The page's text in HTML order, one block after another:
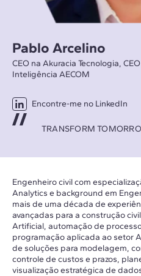
Pablo Arcelino
CEO na Akuracia Tecnologia,
Inteligência AECOM
Encontre-me no LinkedIn
TRANSFORM
Engenheiro civil com
Analytics e background em
mais de uma década de
avançadas para a construção
Artificial, automação de
programação aplicada ao setor
de soluções para modelagem,
controle de custos e prazos,
visualização estratégica de